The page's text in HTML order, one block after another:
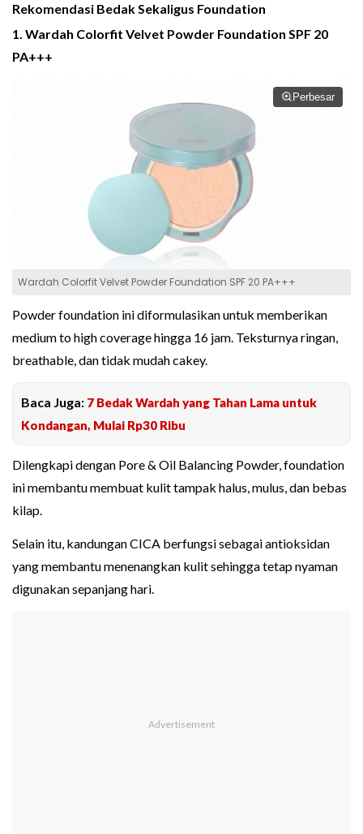
Rekomendasi Bedak Sekaligus Foundation
1. Wardah Colorfit Velvet Powder Foundation SPF 20
PA+++
Perbesar
Wardah Colorfit Velvet Powder Foundation SPF 20 PA+++
Powder foundation ini diformulasikan untuk memberikan
medium to high coverage hingga 16 jam. Teksturnya ringan,
breathable, dan tidak mudah cakey.
Baca Juga: 7 Bedak Wardah yang Tahan Lama untuk
Kondangan, Mulai Rp30 Ribu
Dilengkapi dengan Pore & Oil Balancing Powder, foundation
ini membantu membuat kulit tampak halus, mulus, dan bebas
kilap.
Selain itu, kandungan CICA berfungsi sebagai antioksidan
yang membantu menenangkan kulit sehingga tetap nyaman
digunakan sepanjang hari.